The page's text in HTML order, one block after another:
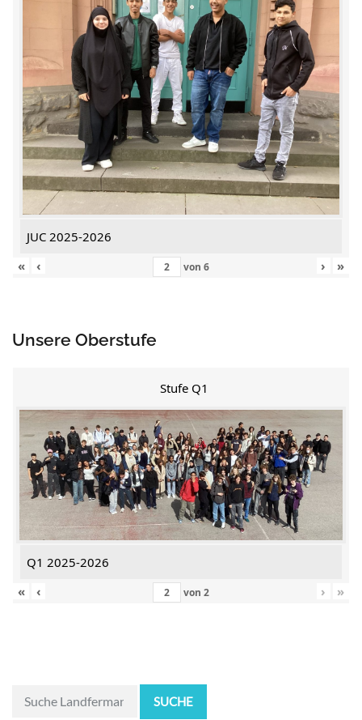
JUC 2025-2026
«
‹ von 6 › »
Unsere Oberstufe
Stufe Q1
Q1 2025-2026
«
‹ von 2 › »
SUCHE